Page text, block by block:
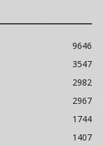
9646
3547
2982
2967
1744
1407